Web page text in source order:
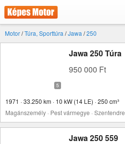
Motor/Túra, Sporttúra /Jawa /250
Jawa 250 Túra
950 000 Ft
1971 · 33.250 km · 10 kW (14 LE) · 250 cm³
Magánszemély · Pest vármegye · Szentendre
Jawa 250 559